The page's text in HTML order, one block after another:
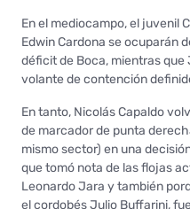
En el mediocampo, el juvenil
Edwin Cardona se ocuparán
déficit de Boca, mientras que
volante de contención
En tanto, Nicolás Capaldo
de marcador de punta
mismo sector) en una
que tomó nota de las flojas
Leonardo Jara y también
el cordobés Julio Buffarini,